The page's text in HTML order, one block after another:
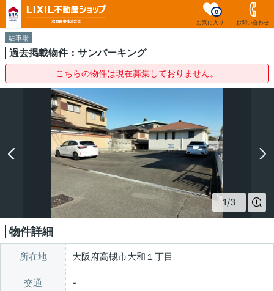
お気に入り
0
お問い合わせ
駐車場
過去掲載物件：サンパーキング
こちらの物件は現在募集しておりません。
1/3
物件詳細
所在地 大阪府高槻市大和１丁目
交通